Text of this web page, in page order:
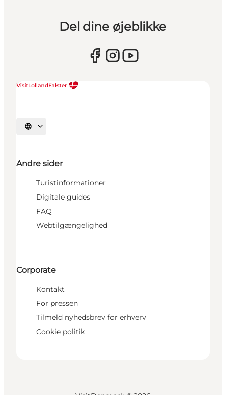
Del dine øjeblikke
Vælg sprog
Andre sider
Turistinformationer
Digitale guides
FAQ
Webtilgængelighed
Corporate
Kontakt
For pressen
Tilmeld nyhedsbrev for erhverv
Cookie politik